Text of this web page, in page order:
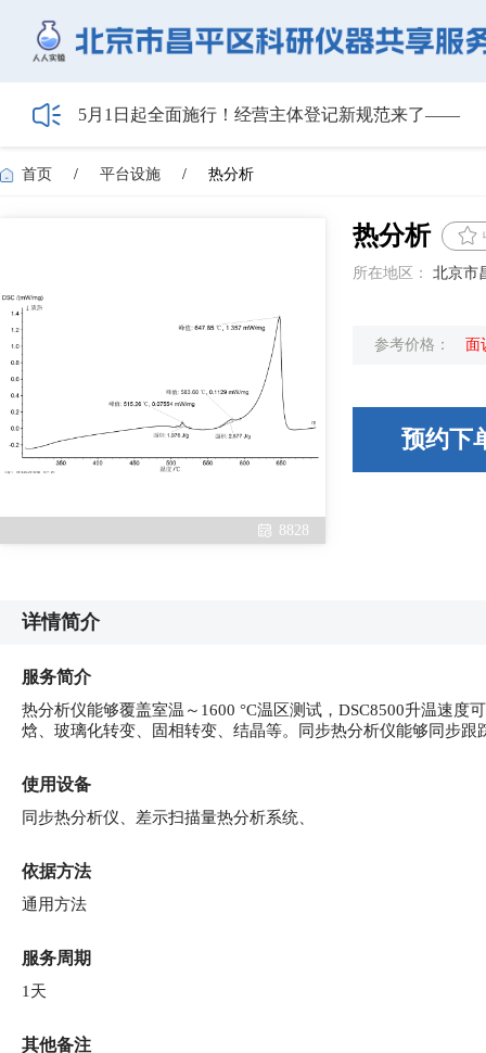
5月1日起全面施行！经营主体登记新规范来了——
【会议通知】2026年储能技术应用线上研讨会（第
【最新日程】2026年智慧电厂论坛议程首发！邀您4
首页 / 平台设施 / 热分析
8828
热分析
所在地区： 北京市
参考价格： 面
预约下
详情简介
服务简介
热分析仪能够覆盖室温～1600 °C温区测试，DSC8500升温速度
焓、玻璃化转变、固相转变、结晶等。同步热分析仪能够同步
使用设备
同步热分析仪、差示扫描量热分析系统、
依据方法
通用方法
服务周期
1天
其他备注